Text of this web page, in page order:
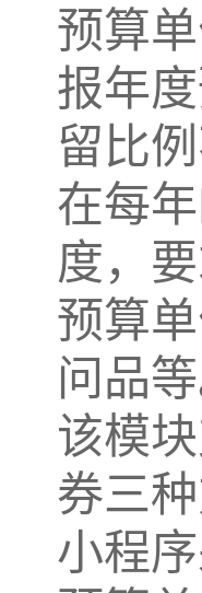
预算
报年
留比
在每
度，
预算
问品
该模
券三
小程